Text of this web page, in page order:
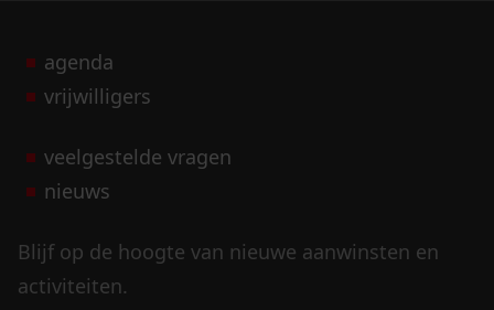
agenda
vrijwilligers
veelgestelde vragen
nieuws
Blijf op de hoogte van nieuwe aanwinsten en
activiteiten.